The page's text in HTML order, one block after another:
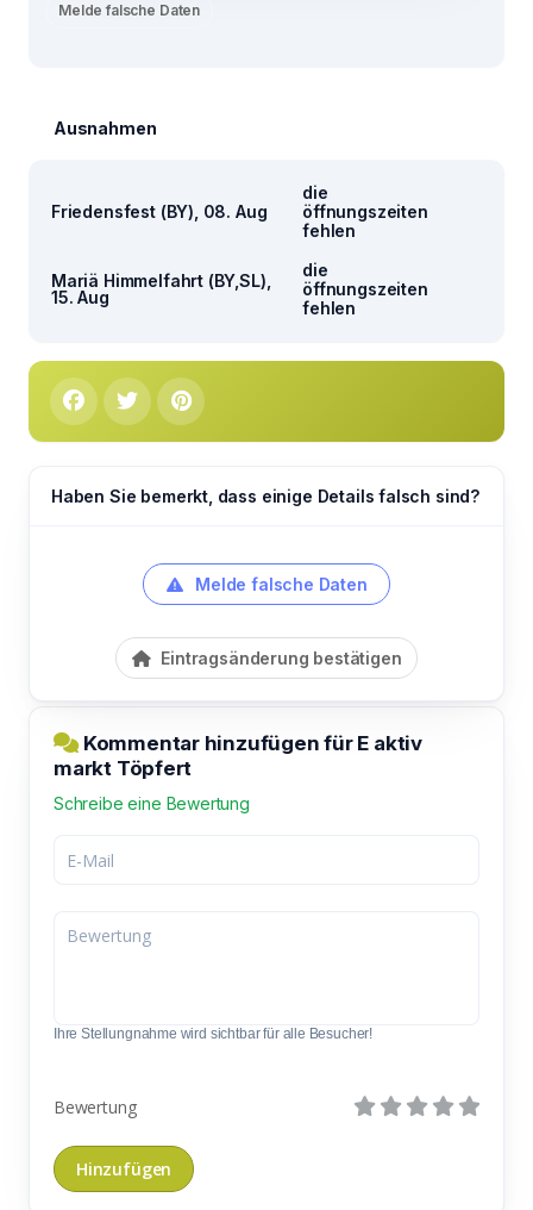
Melde falsche Daten
Ausnahmen
Friedensfest (BY), 08. Aug
die
öffnungszeiten
fehlen
Mariä Himmelfahrt (BY,SL),
15. Aug
die
öffnungszeiten
fehlen
Haben Sie bemerkt, dass einige Details falsch sind?
Melde falsche Daten
Eintragsänderung bestätigen
Kommentar hinzufügen für E aktiv
markt Töpfert
Schreibe eine Bewertung
Ihre Stellungnahme wird sichtbar für alle Besucher!
Bewertung